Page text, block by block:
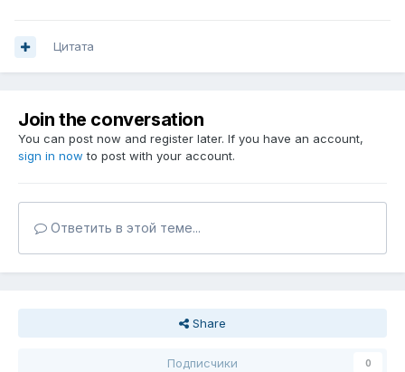
Цитата
Join the conversation
You can post now and register later. If you have an account,
sign in now to post with your account.
Ответить в этой теме...
Share
Подписчики 0